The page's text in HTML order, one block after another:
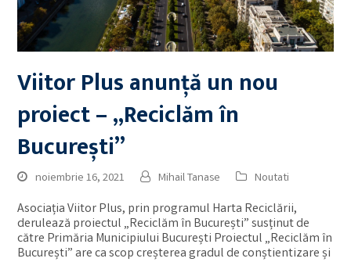
Viitor Plus anunță un nou
proiect – „Reciclăm în
București”
noiembrie 16, 2021 Mihail Tanase Noutati
Asociația Viitor Plus, prin programul Harta Reciclării,
derulează proiectul „Reciclăm în București” susținut de
către Primăria Municipiului București Proiectul „Reciclăm în
București” are ca scop creșterea gradul de conștientizare și